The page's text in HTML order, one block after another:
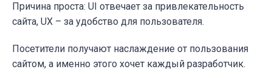
Причина проста: UI отвечает за привлекательность
сайта, UX – за удобство для пользователя.
Посетители получают наслаждение от пользования
сайтом, а именно этого хочет каждый разработчик.